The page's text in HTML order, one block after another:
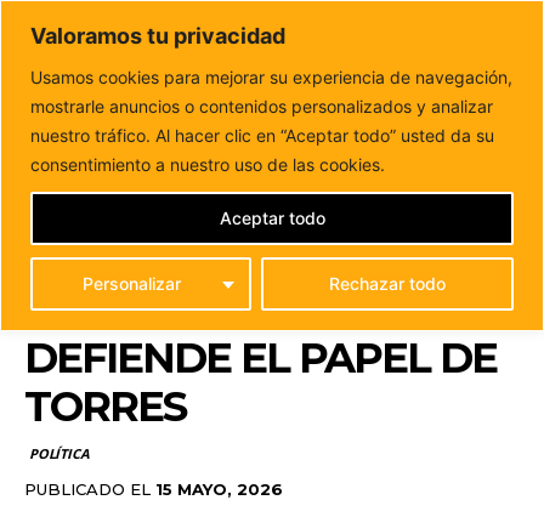
Valoramos tu privacidad
Usamos cookies para mejorar su experiencia de navegación,
mostrarle anuncios o contenidos personalizados y analizar
nuestro tráfico. Al hacer clic en “Aceptar todo” usted da su
consentimiento a nuestro uso de las cookies.
Personalizar Rechazar todo
Aceptar todo
DUNAS FM
Tu informacion de forma cercana
Inicio POLÍTICA
Kilian Sánchez acusa a Clavijo de
“politizar” la crisis del hantavirus y...
KILIAN SÁNCHEZ ACUSA
A CLAVIJO DE
“POLITIZAR” LA CRISIS
DEL HANTAVIRUS Y
DEFIENDE EL PAPEL DE
TORRES
POLÍTICA
PUBLICADO EL 15 MAYO, 2026